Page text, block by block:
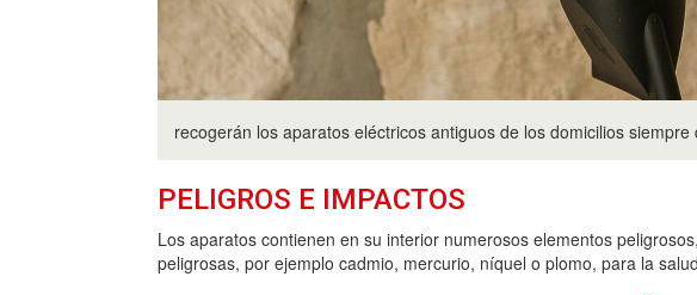
recogerán los aparatos eléctricos antiguos de los domicilios
PELIGROS E IMPACTOS
Los aparatos contienen en su interior numerosos elementos
peligrosas, por ejemplo cadmio, mercurio, níquel o plomo, para la